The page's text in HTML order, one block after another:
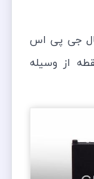
جی پی اس
از وسیله